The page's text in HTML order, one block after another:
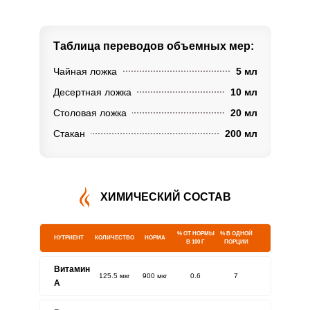
Таблица переводов объемных мер:
Чайная ложка
5 мл
Десертная ложка
10 мл
Столовая ложка
20 мл
Стакан
200 мл
ХИМИЧЕСКИЙ СОСТАВ
НУТРИЕНТ КОЛИЧЕСТВО НОРМА
% ОТ НОРМЫ
В 100 Г
% В ОДНОЙ
ПОРЦИИ
Витамин
A
125.5 мкг 900 мкг 0.6 7